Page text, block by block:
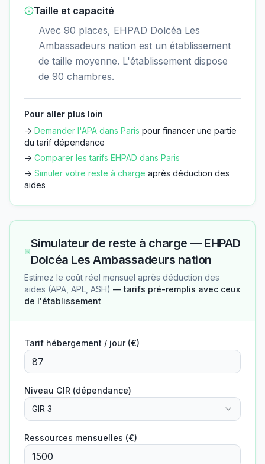
Taille et capacité
Avec 90 places, EHPAD Dolcéa Les
Ambassadeurs nation est un établissement
de taille moyenne. L'établissement dispose
de 90 chambres.
Pour aller plus loin
→ Demander l'APA dans Paris pour financer une partie
du tarif dépendance
→ Comparer les tarifs EHPAD dans Paris
→ Simuler votre reste à charge après déduction des
aides
Simulateur de reste à charge — EHPAD
Dolcéa Les Ambassadeurs nation
Estimez le coût réel mensuel après déduction des
aides (APA, APL, ASH) — tarifs pré-remplis avec ceux
de l'établissement
Tarif hébergement / jour (€)
Niveau GIR (dépendance)
GIR 3
Ressources mensuelles (€)